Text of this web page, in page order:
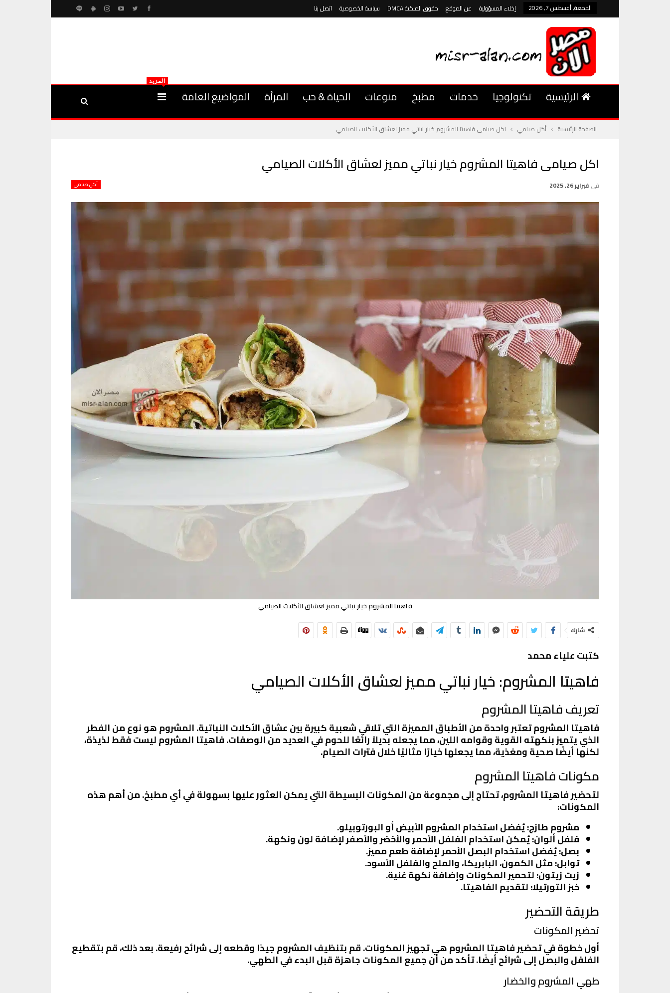
الجمعة, أغسطس 7, 2026 إخلاء المسؤولية عن الموقع حقوق الملكية DMCA سياسة الخصوصية اتصل بنا
الرئيسية تكنولوجيا خدمات مطبخ منوعات الحياة & حب المرأة المواضيع العامة
المزيد
الصفحة الرئيسية أكل صيامي اكل صيامى فاهيتا المشروم خيار نباتي مميز لعشاق الأكلات الصيامي
اكل صيامى فاهيتا المشروم خيار نباتي مميز لعشاق الأكلات الصيامي
أكل صيامي في فبراير 26, 2025
فاهيتا المشروم خيار نباتي مميز لعشاق الأكلات الصيامي
شارك
كتبت علياء محمد
فاهيتا المشروم: خيار نباتي مميز لعشاق الأكلات الصيامي
تعريف فاهيتا المشروم
فاهيتا المشروم تعتبر واحدة من الأطباق المميزة التي تلاقي شعبية كبيرة بين عشاق الأكلات النباتية. المشروم هو نوع من الفطر
الذي يتميز بنكهته القوية وقوامه اللين، مما يجعله بديلاً رائعًا للحوم في العديد من الوصفات. فاهيتا المشروم ليست فقط لذيذة،
لكنها أيضًا صحية ومغذية، مما يجعلها خيارًا مثاليًا خلال فترات الصيام.
مكونات فاهيتا المشروم
لتحضير فاهيتا المشروم، تحتاج إلى مجموعة من المكونات البسيطة التي يمكن العثور عليها بسهولة في أي مطبخ. من أهم هذه
المكونات:
مشروم طازج: يُفضل استخدام المشروم الأبيض أو البورتوبيلو.
فلفل ألوان: يُمكن استخدام الفلفل الأحمر والأخضر والأصفر لإضافة لون ونكهة.
بصل: يُفضل استخدام البصل الأحمر لإضافة طعم مميز.
توابل: مثل الكمون، البابريكا، والملح والفلفل الأسود.
زيت زيتون: لتحمير المكونات وإضافة نكهة غنية.
خبز التورتيلا: لتقديم الفاهيتا.
طريقة التحضير
تحضير المكونات
أول خطوة في تحضير فاهيتا المشروم هي تجهيز المكونات. قم بتنظيف المشروم جيدًا وقطعه إلى شرائح رفيعة. بعد ذلك، قم بتقطيع
الفلفل والبصل إلى شرائح أيضًا. تأكد من أن جميع المكونات جاهزة قبل البدء في الطهي.
طهي المشروم والخضار